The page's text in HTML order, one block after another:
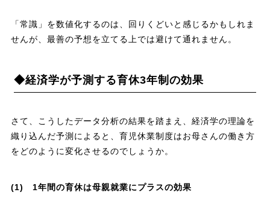
「常識」を数値化するのは、回りくどいと感じるかもしれま
せんが、最善の予想を立てる上では避けて通れません。
◆経済学が予測する育休3年制の効果
さて、こうしたデータ分析の結果を踏まえ、経済学の理論を
織り込んだ予測によると、育児休業制度はお母さんの働き方
をどのように変化させるのでしょうか。
(1) 1年間の育休は母親就業にプラスの効果